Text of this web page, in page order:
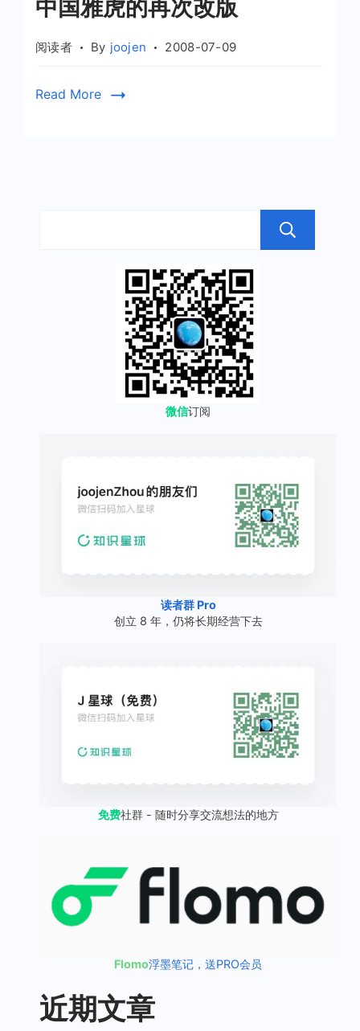
中国雅虎的再次改版
阅读者 By joojen 2008-07-09
Read More
微信订阅
读者群 Pro
创立 8 年，仍将长期经营下去
免费社群 - 随时分享交流想法的地方
Flomo浮墨笔记，送PRO会员
近期文章